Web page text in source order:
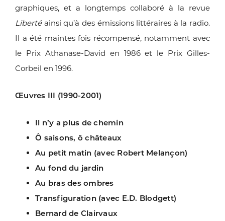
graphiques, et a longtemps collaboré à la revue
Libertéainsi qu’à des émissions littéraires à la radio.
Il a été maintes fois récompensé, notamment avec
le Prix Athanase-David en 1986 et le Prix Gilles-
Corbeil en 1996.
Œuvres III (1990-2001)
Il n’y a plus de chemin
Ô saisons, ô châteaux
Au petit matin (avec Robert Melançon)
Au fond du jardin
Au bras des ombres
Transfiguration (avec E.D. Blodgett)
Bernard de Clairvaux